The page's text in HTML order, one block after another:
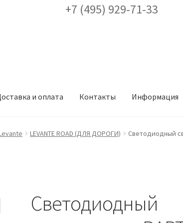
+7 (495) 929-71-33
и оплата Контакты Информация
Доставка и оплата Заказ проекта освещения
СертификатыТаблица выбора вводного
LEVANTE ROAD (ДЛЯ ДОРОГИ)
Светодиодный
Светодиодный